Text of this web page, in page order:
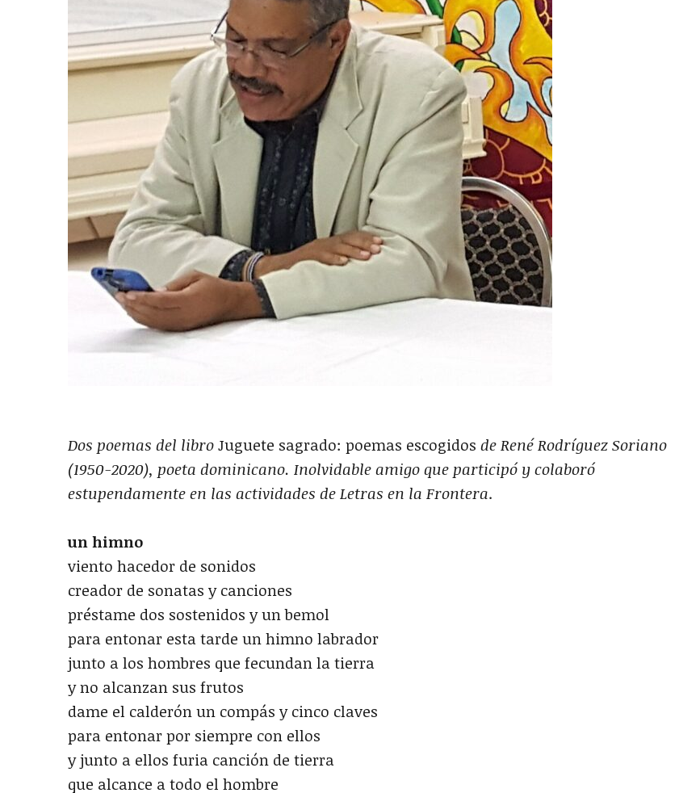
Dos poemas del libroJuguete sagrado: poemas escogidos de René Rodríguez Soriano
(1950-2020), poeta dominicano. Inolvidable amigo que participó y colaboró
estupendamente en las actividades de Letras en la Frontera.
un himno
viento hacedor de sonidos
creador de sonatas y canciones
préstame dos sostenidos y un bemol
para entonar esta tarde un himno labrador
junto a los hombres que fecundan la tierra
y no alcanzan sus frutos
dame el calderón un compás y cinco claves
para entonar por siempre con ellos
y junto a ellos furia canción de tierra
que alcance a todo el hombre